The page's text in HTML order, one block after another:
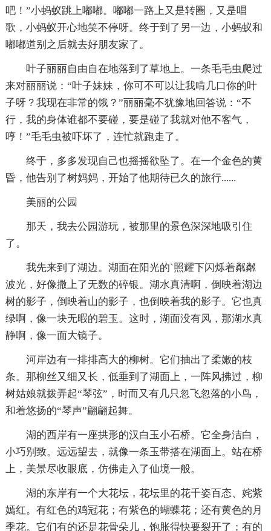
吧！”小蚂蚁跳上嘟嘟。嘟嘟一路上又是转圈，又是唱
歌，小蚂蚁开心地笑不停呀。终于到了另一边，小蚂蚁和
嘟嘟道别之后就去好朋友家了。
叶子丽丽自由自在地落到了草地上。一条毛毛虫爬过
来对丽丽说：“叶子妹妹，你可不可以让我啃几口你的叶
子呀？我现在非常的饿？”丽丽毫不犹豫地回答说：“不
行，我的身体谁都不要碰，要是碰了我就对他不客气，
哼！”毛毛虫被吓坏了，连忙就跑走了。
终于，多多发现自己也摇摇欲坠了。在一个金色的黄
昏，他告别了树妈妈，开始了他期待已久的旅行......
美丽的公园
那天，我去公园游玩，被那里的景色深深地吸引住
了。
我先来到了湖边。湖面在阳光的`照耀下闪烁着粼粼
波光，好像撒上了无数的碎银。湖水真清啊，倒映着湖边
树的影子，倒映着山的影子，也倒映着我的影子。它也真
绿啊，像一块无暇的碧玉。这时，湖面没有风，那湖水真
静啊，像一面大镜子。
河岸边有一排排高大的柳树。它们抽出了柔嫩的枝
条。那柳丝又细又长，低垂到了湖面上，一阵风拂过，柳
树姑娘就拨弄起“琴弦”，时而又有几只忽飞忽落的小鸟，
和着悠扬的“琴声”翩翩起舞。
湖的西岸有一座拱形的汉白玉小石桥。它全身洁白，
小巧别致。远远望去，就像一条玉带搭在湖面上。站在桥
上，美景尽收眼底，仿佛走入了仙境一般。
湖的东岸有一个大花坛，花坛里的花千姿百态、姹紫
嫣红。有红色的鸡冠花；有紫色的蝴蝶花；还有黄色的月
季花。它们有的还是花骨朵儿，饱胀得快要裂开了；有的